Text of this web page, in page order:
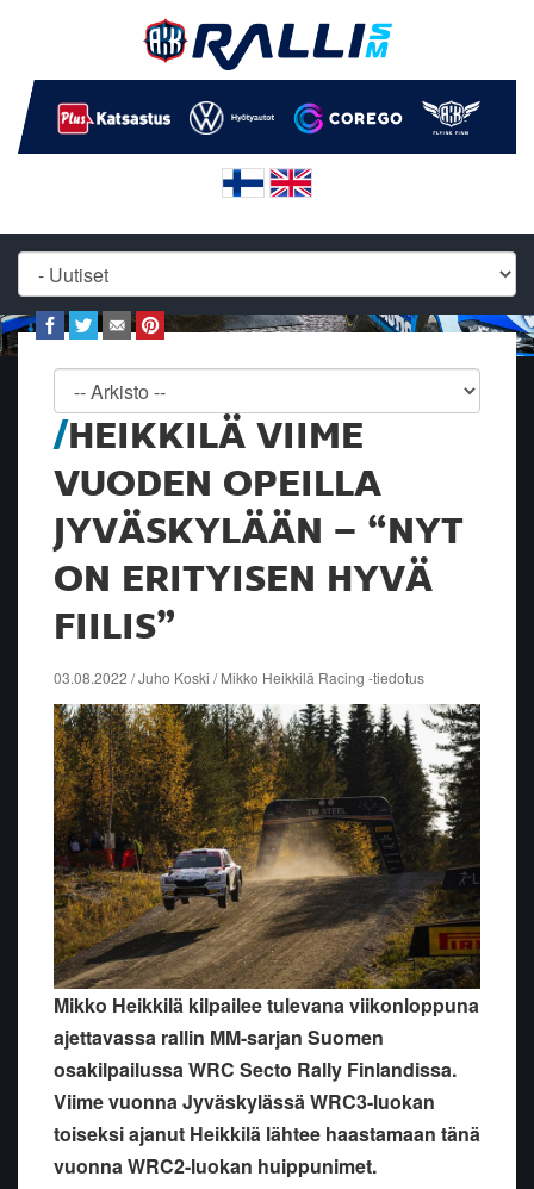
HEIKKILÄ VIIME
VUODEN OPEILLA
JYVÄSKYLÄÄN – “NYT
ON ERITYISEN HYVÄ
FIILIS”
03.08.2022 / Juho Koski / Mikko Heikkilä Racing -tiedotus
Mikko Heikkilä kilpailee tulevana viikonloppuna
ajettavassa rallin MM-sarjan Suomen
osakilpailussa WRC Secto Rally Finlandissa.
Viime vuonna Jyväskylässä WRC3-luokan
toiseksi ajanut Heikkilä lähtee haastamaan tänä
vuonna WRC2-luokan huippunimet.